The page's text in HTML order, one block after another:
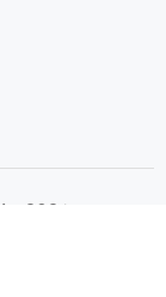
- 2026